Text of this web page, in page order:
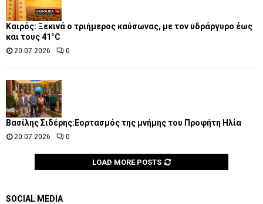
Καιρός: Ξεκινά ο τριήμερος καύσωνας, με τον υδράργυρο έως
και τους 41°C
20.07.2026 0
Βασίλης Σιδέρης:Εορτασμός της μνήμης του Προφήτη Ηλία
20.07.2026 0
LOAD MORE POSTS
SOCIAL MEDIA